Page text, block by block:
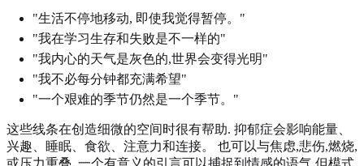
"生活不停地移动, 即使我觉得暂停。"
"我在学习生存和失败是不一样的"
"我内心的天气是灰色的,世界会变得光明"
"我不必每分钟都充满希望"
"一个艰难的季节仍然是一个季节。"
这些线条在创造细微的空间时很有帮助. 抑郁症会影响能量、
兴趣、睡眠、食欲、注意力和连接。 也可以与焦虑,悲伤,燃烧,
或压力重叠. 一个有意义的引言可以捕捉到情感的语气,但模式